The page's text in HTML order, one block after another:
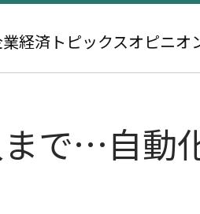
経済 トピックスオピニオ
で…自動